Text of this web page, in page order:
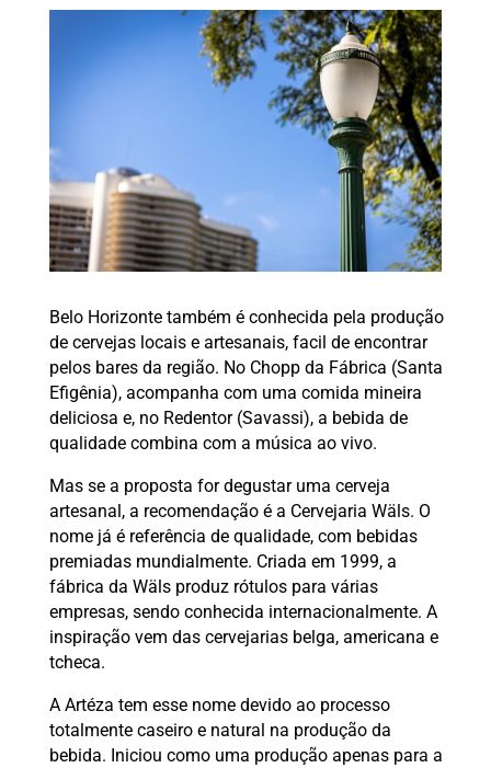
Belo Horizonte também é conhecida pela produção
de cervejas locais e artesanais, facil de encontrar
pelos bares da região. No Chopp da Fábrica (Santa
Efigênia), acompanha com uma comida mineira
deliciosa e, no Redentor (Savassi), a bebida de
qualidade combina com a música ao vivo.
Mas se a proposta for degustar uma cerveja
artesanal, a recomendação é a Cervejaria Wäls. O
nome já é referência de qualidade, com bebidas
premiadas mundialmente. Criada em 1999, a
fábrica da Wäls produz rótulos para várias
empresas, sendo conhecida internacionalmente. A
inspiração vem das cervejarias belga, americana e
tcheca.
A Artéza tem esse nome devido ao processo
totalmente caseiro e natural na produção da
bebida. Iniciou como uma produção apenas para a